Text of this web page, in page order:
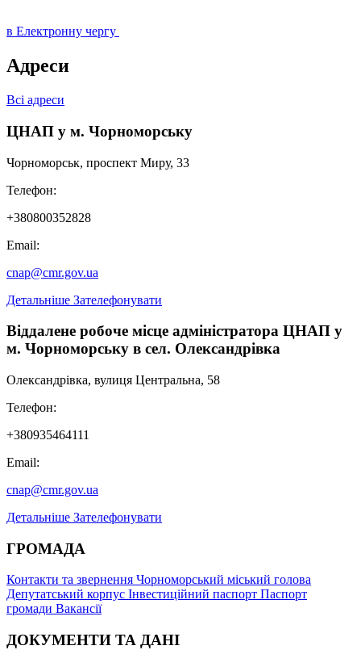
в Електронну чергу
Адреси
Всі адреси
ЦНАП у м. Чорноморську
Чорноморськ, проспект Миру, 33
Телефон:
+380800352828
Email:
cnap@cmr.gov.ua
Детальніше Зателефонувати
Віддалене робоче місце адміністратора ЦНАП у
м. Чорноморську в сел. Олександрівка
Олександрівка, вулиця Центральна, 58
Телефон:
+380935464111
Email:
cnap@cmr.gov.ua
Детальніше Зателефонувати
ГРОМАДА
Контакти та звернення Чорноморський міський голова
Депутатський корпус Інвестиційний паспорт Паспорт
громади Вакансії
ДОКУМЕНТИ ТА ДАНІ